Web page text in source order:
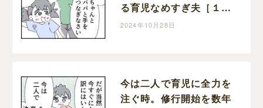
る育児なめすぎ夫［１９
９］｜くまおのマンガ堂
2024年10月28日
今は二人で育児に全力を
注ぐ時。修行開始を数年